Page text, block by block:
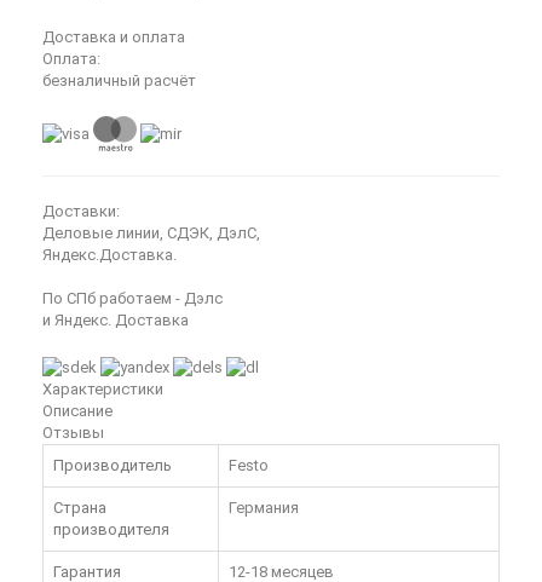
Доставка и оплата
Оплата:
безналичный расчёт
Доставки:
Деловые линии, СДЭК, ДэлС,
Яндекс.Доставка.
По СПб работаем - Дэлс
и Яндекс. Доставка
Характеристики
Описание
Отзывы
Производитель
Festo
Страна
производителя
Германия
Гарантия 12-18 месяцев